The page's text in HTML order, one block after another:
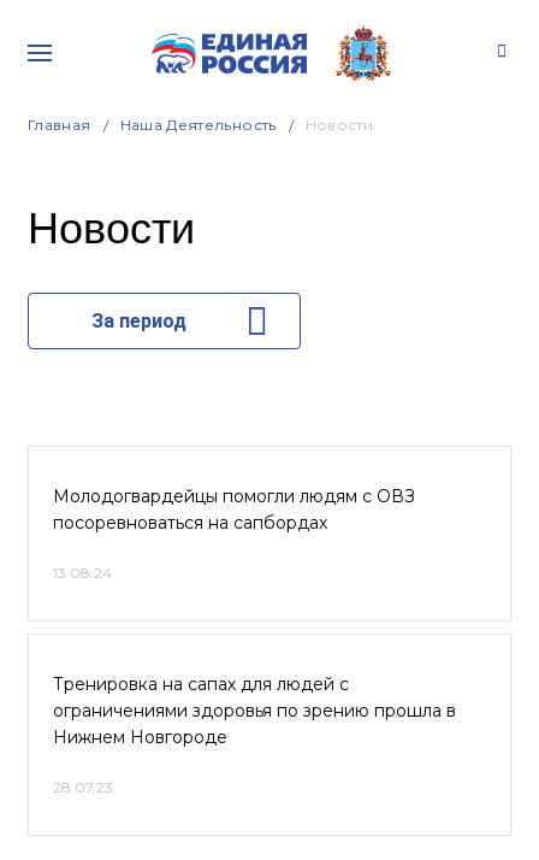
Главная Наша Деятельность Новости
Новости
За период
Молодогвардейцы помогли людям с ОВЗ
посоревноваться на сапбордах
13.08.24
Тренировка на сапах для людей с
ограничениями здоровья по зрению прошла в
Нижнем Новгороде
28.07.23